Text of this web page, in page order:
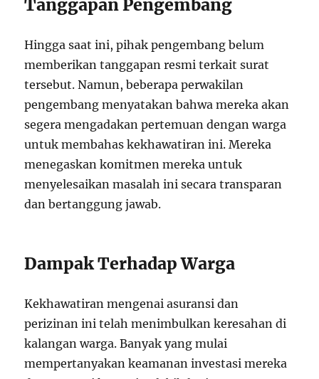
Tanggapan Pengembang
Hingga saat ini, pihak pengembang belum
memberikan tanggapan resmi terkait surat
tersebut. Namun, beberapa perwakilan
pengembang menyatakan bahwa mereka akan
segera mengadakan pertemuan dengan warga
untuk membahas kekhawatiran ini. Mereka
menegaskan komitmen mereka untuk
menyelesaikan masalah ini secara transparan
dan bertanggung jawab.
Dampak Terhadap Warga
Kekhawatiran mengenai asuransi dan
perizinan ini telah menimbulkan keresahan di
kalangan warga. Banyak yang mulai
mempertanyakan keamanan investasi mereka